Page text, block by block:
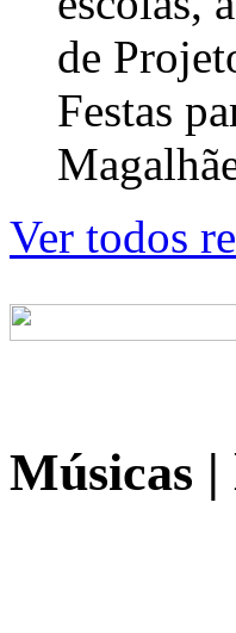
de
Festas
Ver todos
Músicas |